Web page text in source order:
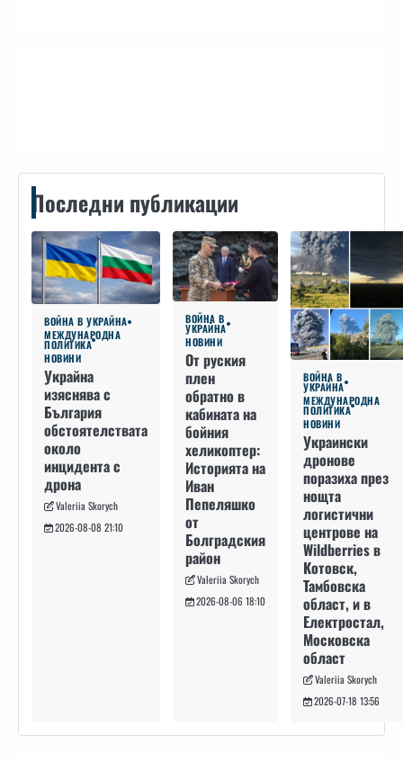
Последни публикации
ВОЙНА В УКРАЙНА
МЕЖДУНАРОДНА
ПОЛИТИКА
НОВИНИ
Украйна
изяснява с
България
обстоятелствата
около
инцидента с
дрона
Valeriia Skorych
2026-08-08 21:10
ВОЙНА В
УКРАЙНА
НОВИНИ
От руския
плен
обратно в
кабината на
бойния
хеликоптер:
Историята на
Иван
Пепеляшко
от
Болградския
район
Valeriia Skorych
2026-08-06 18:10
ВОЙНА В
УКРАЙНА
МЕЖДУНАРОДНА
ПОЛИТИКА
НОВИНИ
Украински
дронове
поразиха през
нощта
логистични
центрове на
Wildberries в
Котовск,
Тамбовска
област, и в
Електростал,
Московска
област
Valeriia Skorych
2026-07-18 13:56